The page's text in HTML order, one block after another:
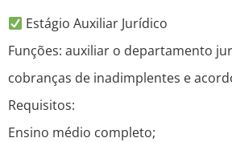
Estágio Auxiliar Jurídico
Funções: auxiliar o departamento
cobranças de inadimplentes e
Requisitos:
Ensino médio completo;